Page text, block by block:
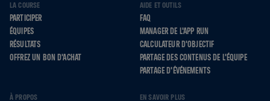
LA COURSE
PARTICIPER
ÉQUIPES
RÉSULTATS
OFFREZ UN BON D'ACHAT
AIDE ET OUTILS
FAQ
MANAGER DE L'APP RUN
CALCULATEUR D'OBJECTIF
PARTAGE DES CONTENUS DE L'ÉQUIPE
PARTAGE D'ÉVÉNEMENTS
À PROPOS EN SAVOIR PLUS